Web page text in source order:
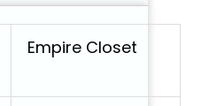
Empire Closet